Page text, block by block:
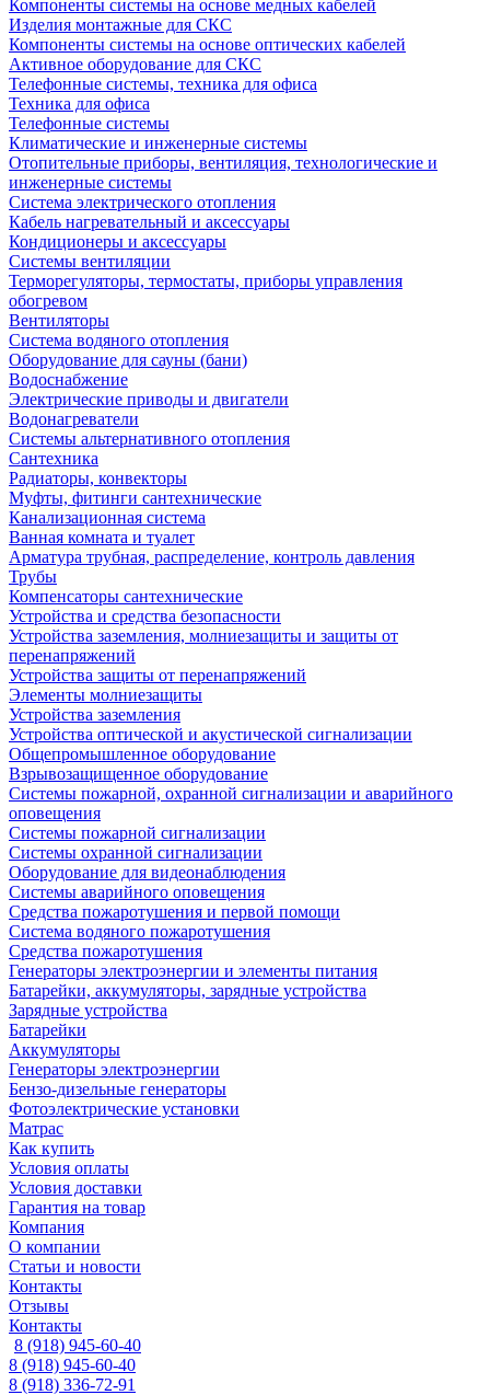
Компоненты системы на основе медных кабелей
Изделия монтажные для СКС
Компоненты системы на основе оптических кабелей
Активное оборудование для СКС
Телефонные системы, техника для офиса
Техника для офиса
Телефонные системы
Климатические и инженерные системы
Отопительные приборы, вентиляция, технологические и
инженерные системы
Система электрического отопления
Кабель нагревательный и аксессуары
Кондиционеры и аксессуары
Системы вентиляции
Терморегуляторы, термостаты, приборы управления
обогревом
Вентиляторы
Система водяного отопления
Оборудование для сауны (бани)
Водоснабжение
Электрические приводы и двигатели
Водонагреватели
Системы альтернативного отопления
Сантехника
Радиаторы, конвекторы
Муфты, фитинги сантехнические
Канализационная система
Ванная комната и туалет
Арматура трубная, распределение, контроль давления
Трубы
Компенсаторы сантехнические
Устройства и средства безопасности
Устройства заземления, молниезащиты и защиты от
перенапряжений
Устройства защиты от перенапряжений
Элементы молниезащиты
Устройства заземления
Устройства оптической и акустической сигнализации
Общепромышленное оборудование
Взрывозащищенное оборудование
Системы пожарной, охранной сигнализации и аварийного
оповещения
Системы пожарной сигнализации
Системы охранной сигнализации
Оборудование для видеонаблюдения
Системы аварийного оповещения
Средства пожаротушения и первой помощи
Система водяного пожаротушения
Средства пожаротушения
Генераторы электроэнергии и элементы питания
Батарейки, аккумуляторы, зарядные устройства
Зарядные устройства
Батарейки
Аккумуляторы
Генераторы электроэнергии
Бензо-дизельные генераторы
Фотоэлектрические установки
Матрас
Как купить
Условия оплаты
Условия доставки
Гарантия на товар
Компания
О компании
Статьи и новости
Контакты
Отзывы
Контакты
8 (918) 945-60-40
8 (918) 945-60-40
8 (918) 336-72-91